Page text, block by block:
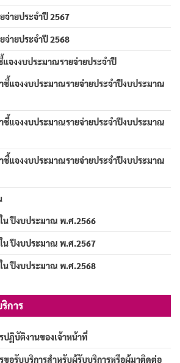
จ่ายประจำปี 2567
จ่ายประจำปี 2568
จงงบประมาณรายจ่ายประจำปี
ชี้แจงงบประมาณรายจ่ายประจำปีงบประมาณ
ชี้แจงงบประมาณรายจ่ายประจำปีงบประมาณ
ชี้แจงงบประมาณรายจ่ายประจำปีงบประมาณ
น ปีงบประมาณ พ.ศ.2566
น ปีงบประมาณ พ.ศ.2567
น ปีงบประมาณ พ.ศ.2568
การ
ปฏิบัติงานของเจ้าหน้าที่
อรับบริการสำหรับผู้รับบริการหรือผู้มาติดต่อ